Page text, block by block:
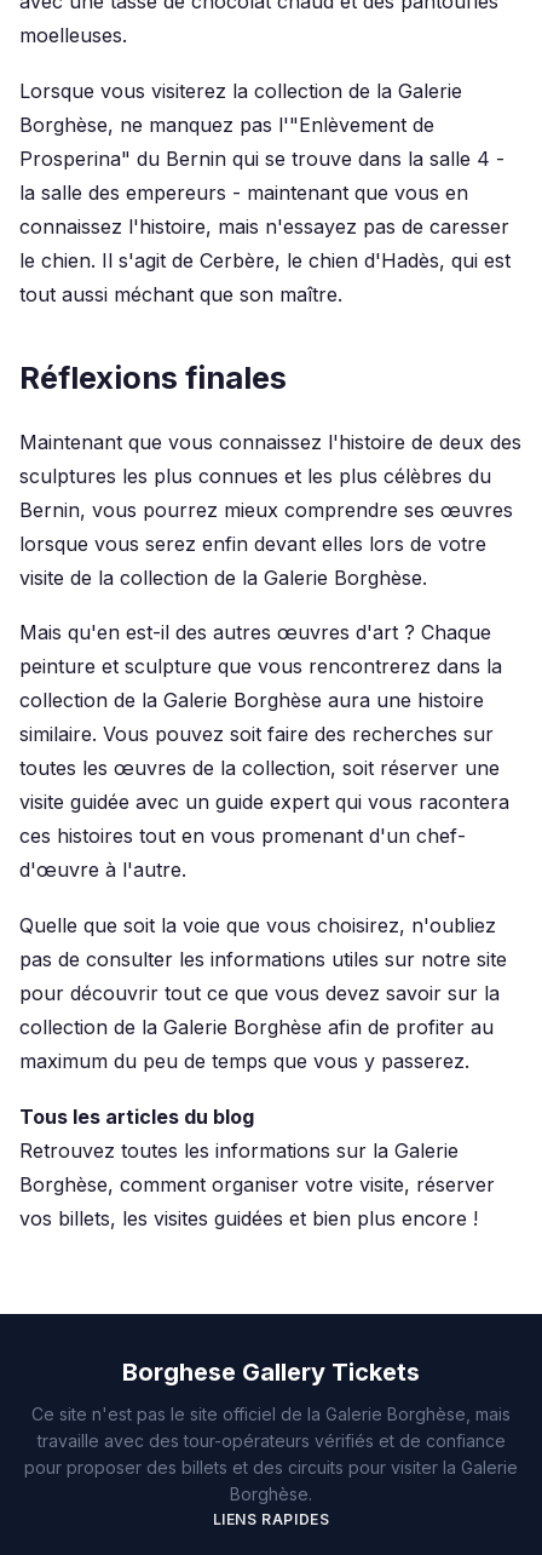
moelleuses.
Lorsque vous visiterez la collection de la Galerie
Borghèse, ne manquez pas l'"Enlèvement de
Prosperina" du Bernin qui se trouve dans la salle 4 -
la salle des empereurs - maintenant que vous en
connaissez l'histoire, mais n'essayez pas de caresser
le chien. Il s'agit de Cerbère, le chien d'Hadès, qui est
tout aussi méchant que son maître.
Réflexions finales
Maintenant que vous connaissez l'histoire de deux des
sculptures les plus connues et les plus célèbres du
Bernin, vous pourrez mieux comprendre ses œuvres
lorsque vous serez enfin devant elles lors de votre
visite de la collection de la Galerie Borghèse.
Mais qu'en est-il des autres œuvres d'art ? Chaque
peinture et sculpture que vous rencontrerez dans la
collection de la Galerie Borghèse aura une histoire
similaire. Vous pouvez soit faire des recherches sur
toutes les œuvres de la collection, soit réserver une
visite guidée avec un guide expert qui vous racontera
ces histoires tout en vous promenant d'un chef-
d'œuvre à l'autre.
Quelle que soit la voie que vous choisirez, n'oubliez
pas de consulter les informations utiles sur notre site
pour découvrir tout ce que vous devez savoir sur la
collection de la Galerie Borghèse afin de profiter au
maximum du peu de temps que vous y passerez.
Tous les articles du blog
Retrouvez toutes les informations sur la Galerie
Borghèse, comment organiser votre visite, réserver
vos billets, les visites guidées et bien plus encore !
Borghese Gallery Tickets
Ce site n'est pas le site officiel de la Galerie Borghèse, mais
travaille avec des tour-opérateurs vérifiés et de confiance
pour proposer des billets et des circuits pour visiter la Galerie
Borghèse.
LIENS RAPIDES